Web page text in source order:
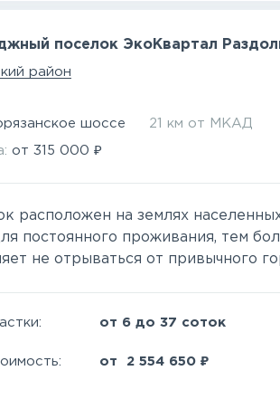
поселок ЭкоКвартал
район
шоссе 21 км от МКАД
от315 000 ₽
расположен на землях
постоянного проживания, тем
не отрываться от привычного
от 6 до 37 соток
от 2 554 650 ₽